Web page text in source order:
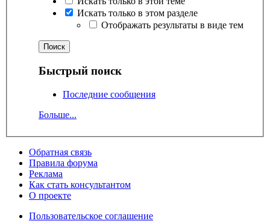
Искать только в этом разделе
Отображать результаты в виде тем
Быстрый поиск
Последние сообщения
Больше...
Обратная связь
Правила форума
Реклама
Как стать консультантом
О проекте
Пользовательское соглашение